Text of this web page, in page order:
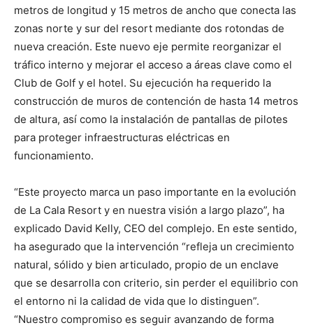
metros de longitud y 15 metros de ancho que conecta las
zonas norte y sur del resort mediante dos rotondas de
nueva creación. Este nuevo eje permite reorganizar el
tráfico interno y mejorar el acceso a áreas clave como el
Club de Golf y el hotel. Su ejecución ha requerido la
construcción de muros de contención de hasta 14 metros
de altura, así como la instalación de pantallas de pilotes
para proteger infraestructuras eléctricas en
funcionamiento.
“Este proyecto marca un paso importante en la evolución
de La Cala Resort y en nuestra visión a largo plazo”, ha
explicado David Kelly, CEO del complejo. En este sentido,
ha asegurado que la intervención “refleja un crecimiento
natural, sólido y bien articulado, propio de un enclave
que se desarrolla con criterio, sin perder el equilibrio con
el entorno ni la calidad de vida que lo distinguen”.
“Nuestro compromiso es seguir avanzando de forma